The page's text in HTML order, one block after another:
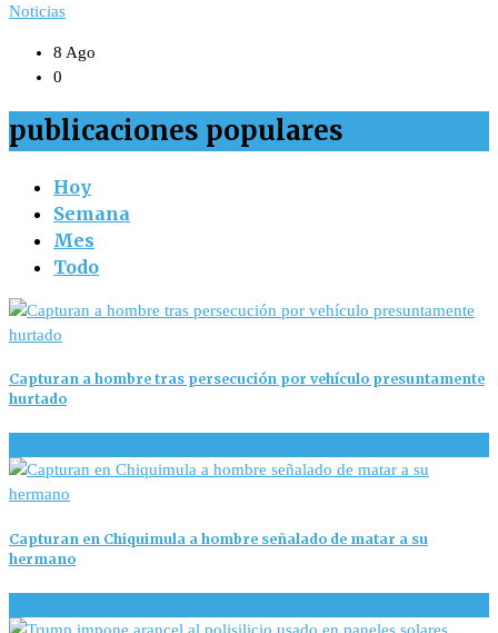
Noticias
8 Ago
0
publicaciones populares
Hoy
Semana
Mes
Todo
Capturan a hombre tras persecución por vehículo presuntamente
hurtado
Capturan en Chiquimula a hombre señalado de matar a su
hermano